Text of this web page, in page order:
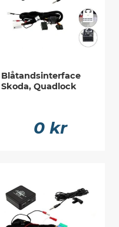
Blåtandsinterface
Skoda, Quadlock
0 kr